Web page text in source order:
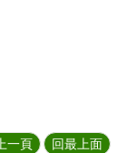
一頁 回最上面